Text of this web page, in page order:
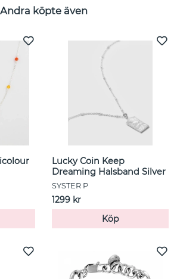
Andra köpte även
Lucky Coin Keep
Dreaming Halsband Silver
SYSTER P
1299 kr
Köp